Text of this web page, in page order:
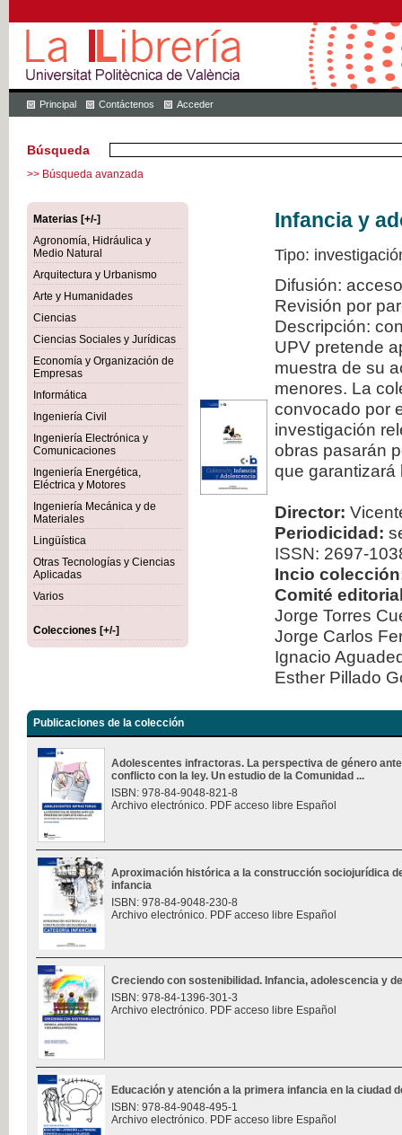
Principal Contáctenos Acceder
Búsqueda
>> Búsqueda avanzada
Materias [+/-]
Agronomía, Hidráulica y
Medio Natural
Arquitectura y Urbanismo
Arte y Humanidades
Ciencias
Ciencias Sociales y Jurídicas
Economía y Organización de
Empresas
Informática
Ingeniería Civil
Ingeniería Electrónica y
Comunicaciones
Ingeniería Energética,
Eléctrica y Motores
Ingeniería Mecánica y de
Materiales
Lingüística
Otras Tecnologías y Ciencias
Aplicadas
Varios
Colecciones [+/-]
Infancia y
Tipo:
Difusión:
Revisión por
Descripción:
UPV pretende
muestra de su
menores. La
convocado por
investigación
obras pasarán
que garantizará
Director:
Periodicidad:
ISSN: 2697-
Incio
Comité
Jorge Torres
Jorge Carlos
Ignacio
Esther Pillado
Publicaciones de la colección
Adolescentes infractoras. La perspectiva de género
conflicto con la ley. Un estudio de la Comunidad ...
ISBN: 978-84-9048-821-8
Archivo electrónico. PDF acceso libre Español
Aproximación histórica a la construcción sociojurídica
infancia
ISBN: 978-84-9048-230-8
Archivo electrónico. PDF acceso libre Español
Creciendo con sostenibilidad. Infancia, adolescencia y
ISBN: 978-84-1396-301-3
Archivo electrónico. PDF acceso libre Español
Educación y atención a la primera infancia en la ciudad
ISBN: 978-84-9048-495-1
Archivo electrónico. PDF acceso libre Español